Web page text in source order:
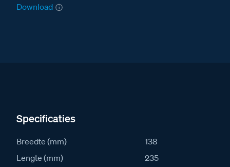
Download
Specificaties
Breedte (mm)
138
Lengte (mm)
235